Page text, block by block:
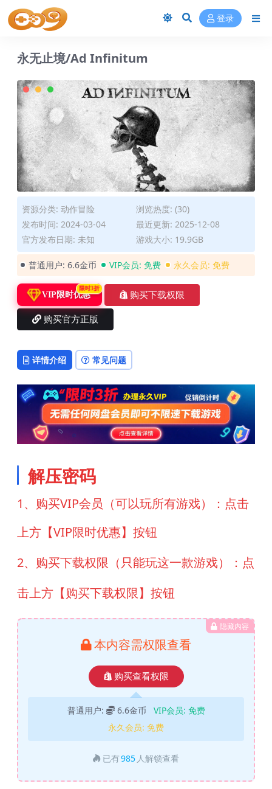
登录
永无止境/Ad Infinitum
资源分类: 动作冒险
浏览热度: (30)
发布时间: 2024-03-04
最近更新: 2025-12-08
官方发布日期: 未知
游戏大小: 19.9GB
普通用户: 6.6金币 VIP会员: 免费 永久会员: 免费
VIP限时优惠
限时3折
购买下载权限
购买官方正版
详情介绍 常见问题
解压密码
1、购买VIP会员（可以玩所有游戏）：点击
上方【VIP限时优惠】按钮
2、购买下载权限（只能玩这一款游戏）：点
击上方【购买下载权限】按钮
隐藏内容
本内容需权限查看
购买查看权限
普通用户: 6.6金币 VIP会员: 免费
永久会员: 免费
已有985 人解锁查看